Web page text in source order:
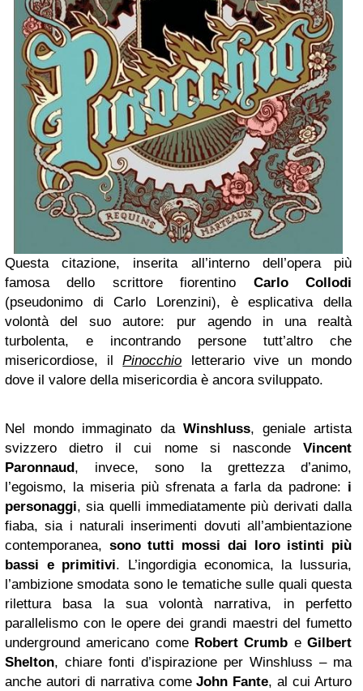
Questa citazione, inserita all’interno dell’opera più
famosa dello scrittore fiorentino Carlo Collodi
(pseudonimo di Carlo Lorenzini), è esplicativa della
volontà del suo autore: pur agendo in una realtà
turbolenta, e incontrando persone tutt’altro che
misericordiose, ilPinocchio letterario vive un mondo
dove il valore della misericordia è ancora sviluppato.
Nel mondo immaginato da Winshluss, geniale artista
svizzero dietro il cui nome si nasconde Vincent
Paronnaud , invece, sono la grettezza d’animo,
l’egoismo, la miseria più sfrenata a farla da padrone: i
personaggi, sia quelli immediatamente più derivati dalla
fiaba, sia i naturali inserimenti dovuti all’ambientazione
contemporanea, sono tutti mossi dai loro istinti più
bassi e primitivi. L’ingordigia economica, la lussuria,
l’ambizione smodata sono le tematiche sulle quali questa
rilettura basa la sua volontà narrativa, in perfetto
parallelismo con le opere dei grandi maestri del fumetto
underground americano come Robert Crumb eGilbert
Shelton, chiare fonti d’ispirazione per Winshluss – ma
anche autori di narrativa comeJohn Fante, al cui Arturo